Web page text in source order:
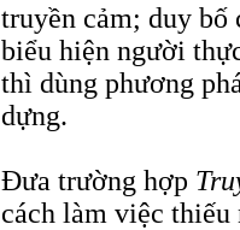
truyền cảm; duy bố
biểu hiện người
thì dùng phương
dựng.
Đưa trường hợp
cách làm việc